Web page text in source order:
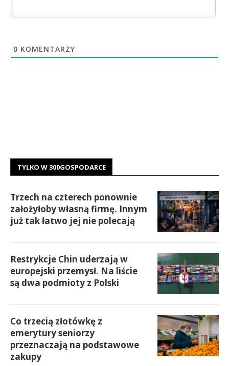
0 KOMENTARZY
TYLKO W 300GOSPODARCE
Trzech na czterech ponownie
założyłoby własną firmę. Innym
już tak łatwo jej nie polecają
Restrykcje Chin uderzają w
europejski przemysł. Na liście
są dwa podmioty z Polski
Co trzecią złotówkę z
emerytury seniorzy
przeznaczają na podstawowe
zakupy